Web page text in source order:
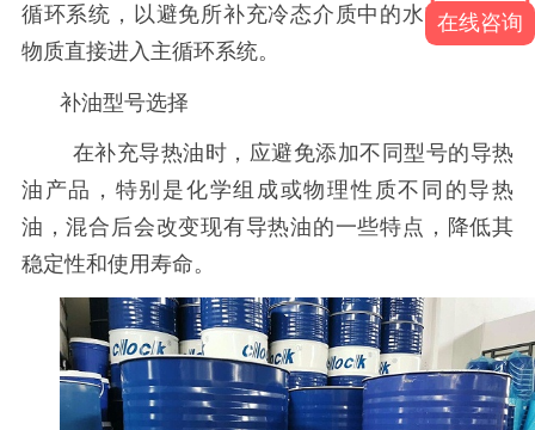
循环系统，以避免所补充冷态介质中的水或低沸点
物质直接进入主循环系统。
补油型号选择
在补充导热油时，应避免添加不同型号的导热
油产品，特别是化学组成或物理性质不同的导热
油，混合后会改变现有导热油的一些特点，降低其
稳定性和使用寿命。
在线咨询